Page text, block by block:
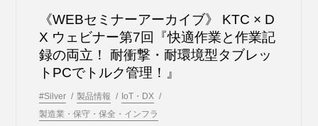
《WEBセミナーアーカイブ》 KTC × D
X ウェビナー第7回『快適作業と作業記
録の両立！ 耐衝撃・耐環境型タブレッ
トPCでトルク管理！』
#Silver 製品情報
IoT・DX
製造業・保守・保全・インフラ